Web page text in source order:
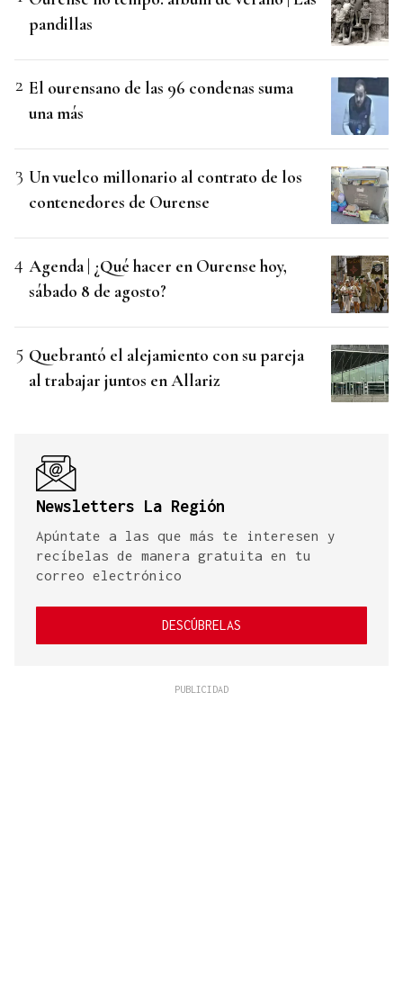
pandillas
El ourensano de las 96 condenas suma
una más
Un vuelco millonario al contrato de los
contenedores de Ourense
Agenda | ¿Qué hacer en Ourense hoy,
sábado 8 de agosto?
Quebrantó el alejamiento con su pareja
al trabajar juntos en Allariz
Newsletters La Región
Apúntate a las que más te interesen y
recíbelas de manera gratuita en tu
correo electrónico
DESCÚBRELAS